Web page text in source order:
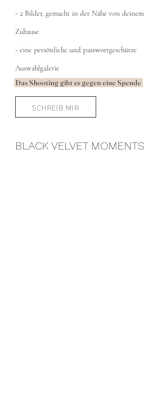
- 2 Bilder, gemacht in der Nähe von deinem
Zuhause
- eine persönliche und passwortgeschütze
Auswahlgalerie
Das Shooting gibt es gegen eine Spende
SCHREIB MIR
BLACK VELVET MOMENTS